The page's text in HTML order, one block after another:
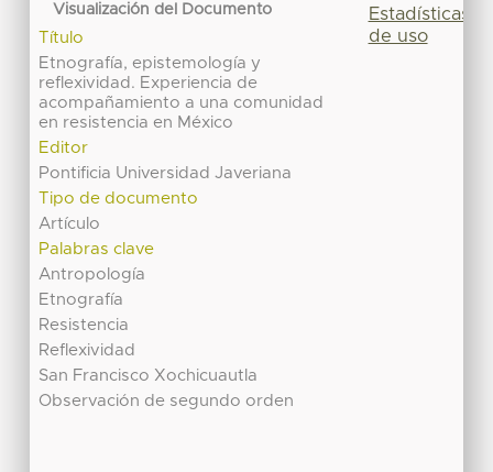
Visualización del Documento
Título
Etnografía, epistemología y
reflexividad. Experiencia de
acompañamiento a una comunidad
en resistencia en México
Editor
Pontificia Universidad Javeriana
Tipo de documento
Artículo
Palabras clave
Antropología
Etnografía
Resistencia
Reflexividad
San Francisco Xochicuautla
Observación de segundo orden
Estadísticas
de uso